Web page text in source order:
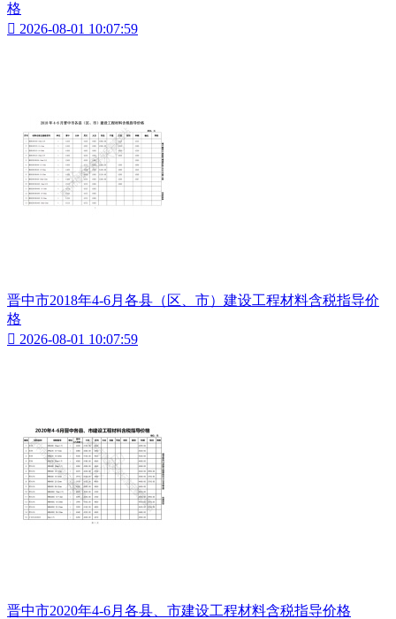
格
 2026-08-01 10:07:59
晋中市2018年4-6月各县（区、市）建设工程材料含税指导价
格
 2026-08-01 10:07:59
晋中市2020年4-6月各县、市建设工程材料含税指导价格